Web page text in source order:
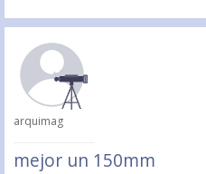
arquimag
mejor un 150mm